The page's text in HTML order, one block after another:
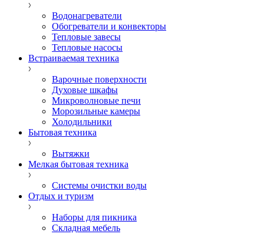
Водонагреватели
Обогреватели и конвекторы
Тепловые завесы
Тепловые насосы
Встраиваемая техника
Варочные поверхности
Духовые шкафы
Микроволновые печи
Морозильные камеры
Холодильники
Бытовая техника
Вытяжки
Мелкая бытовая техника
Системы очистки воды
Отдых и туризм
Наборы для пикника
Складная мебель